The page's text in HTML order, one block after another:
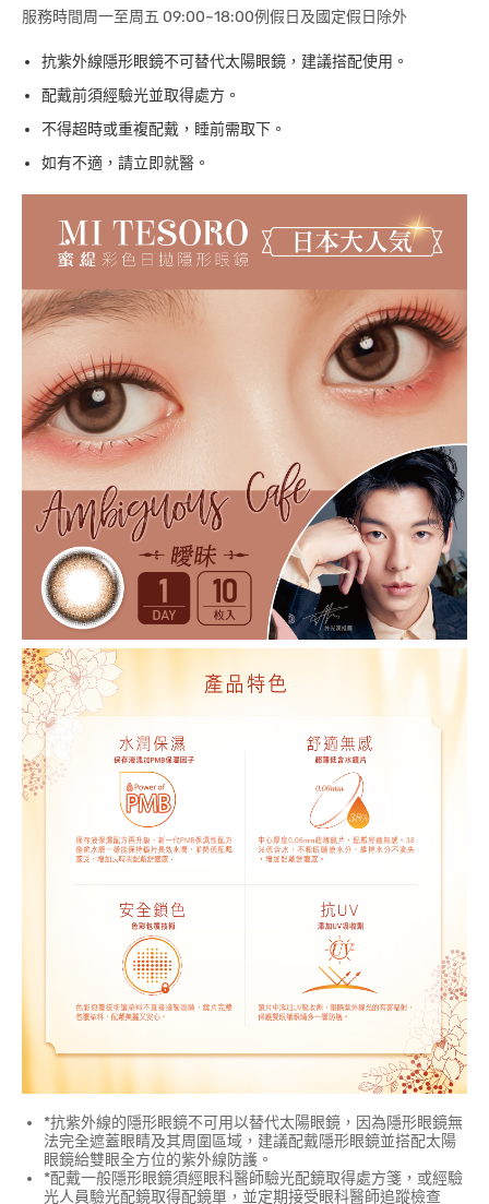
服務時間周一至周五 09:00~18:00例假日及國定假日除外
抗紫外線隱形眼鏡不可替代太陽眼鏡，建議搭配使用。
配戴前須經驗光並取得處方。
不得超時或重複配戴，睡前需取下。
如有不適，請立即就醫。
*抗紫外線的隱形眼鏡不可用以替代太陽眼鏡，因為隱形眼鏡無
法完全遮蓋眼睛及其周圍區域，建議配戴隱形眼鏡並搭配太陽
眼鏡給雙眼全方位的紫外線防護。
*配戴一般隱形眼鏡須經眼科醫師驗光配鏡取得處方箋，或經驗
光人員驗光配鏡取得配鏡單，並定期接受眼科醫師追蹤檢查